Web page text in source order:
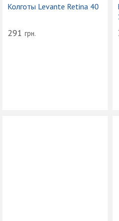
Колготы Levante Retina 40
291 грн.